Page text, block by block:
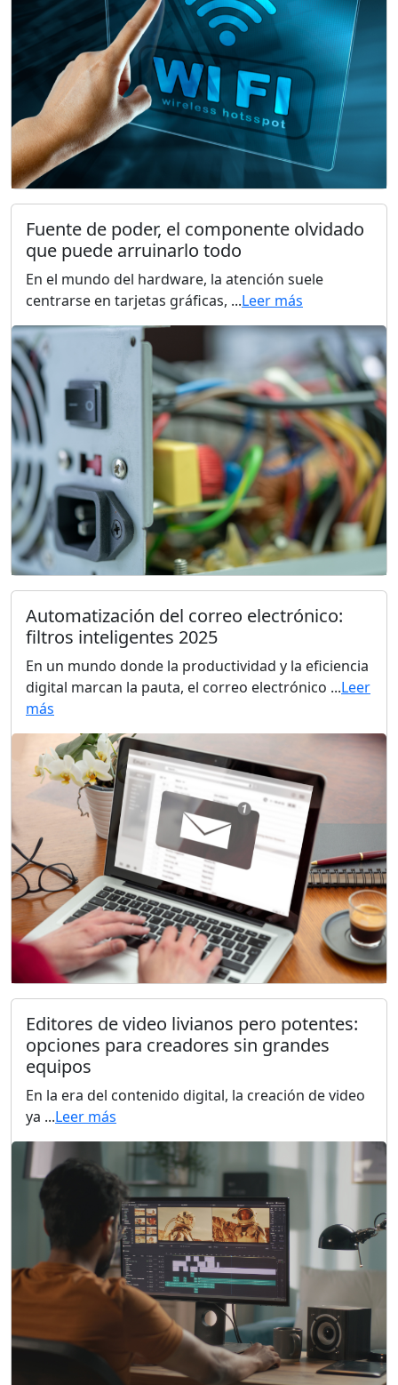
Fuente de poder, el componente olvidado
que puede arruinarlo todo
En el mundo del hardware, la atención suele
centrarse en tarjetas gráficas, ...Leer más
Automatización del correo electrónico:
filtros inteligentes 2025
En un mundo donde la productividad y la eficiencia
digital marcan la pauta, el correo electrónico ...Leer
más
Editores de video livianos pero potentes:
opciones para creadores sin grandes
equipos
En la era del contenido digital, la creación de video
ya ...Leer más